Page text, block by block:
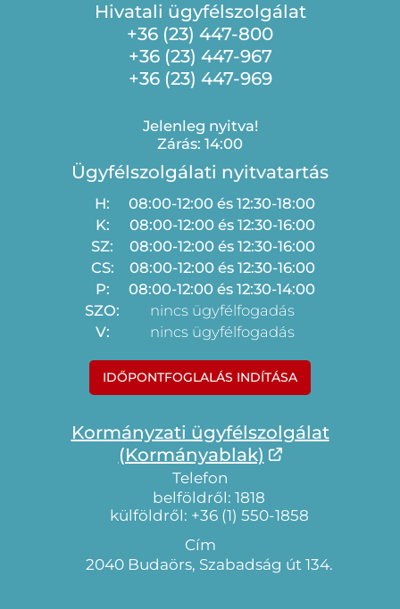
Hivatali ügyfélszolgálat
+36 (23) 447-800
+36 (23) 447-967
+36 (23) 447-969
Jelenleg nyitva!
Zárás: 14:00
Ügyfélszolgálati nyitvatartás
H:
08:00-12:00 és 12:30-18:00
K:
08:00-12:00 és 12:30-16:00
SZ:
08:00-12:00 és 12:30-16:00
CS:
08:00-12:00 és 12:30-16:00
P:
08:00-12:00 és 12:30-14:00
SZO:
nincs ügyfélfogadás
V:
nincs ügyfélfogadás
IDŐPONTFOGLALÁS INDÍTÁSA
Kormányzati ügyfélszolgálat
(Kormányablak)
Telefon
belföldről: 1818
külföldről: +36 (1) 550-1858
Cím
2040 Budaörs, Szabadság út 134.